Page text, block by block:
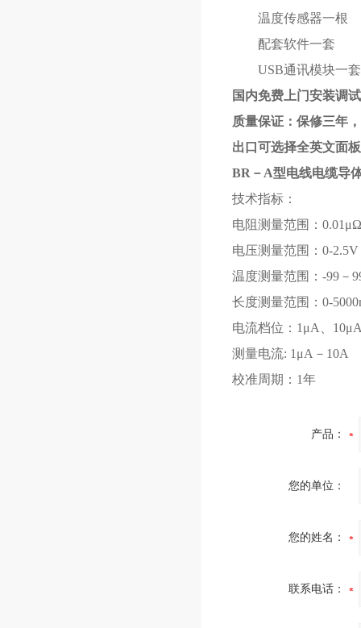
温度传感器一根
配套软件一套
USB通讯模块一套
国内免费上门安装调
质量保证：保修三年
出口可选择全英文面
BR－A型电线电缆导
技术指标：
电阻测量范围：
电压测量范围
温度测量范围：-99
长度测量范围：
电流档位：1μA、
测量电流: 1μA－
校准周期：1年
产品：
您的单位：
您的姓名：
联系电话：